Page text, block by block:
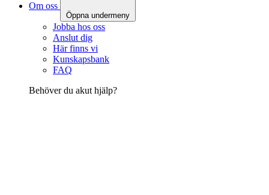
Om oss
Öppna undermeny
Jobba hos oss
Anslut dig
Här finns vi
Kunskapsbank
FAQ
Behöver du akut hjälp?